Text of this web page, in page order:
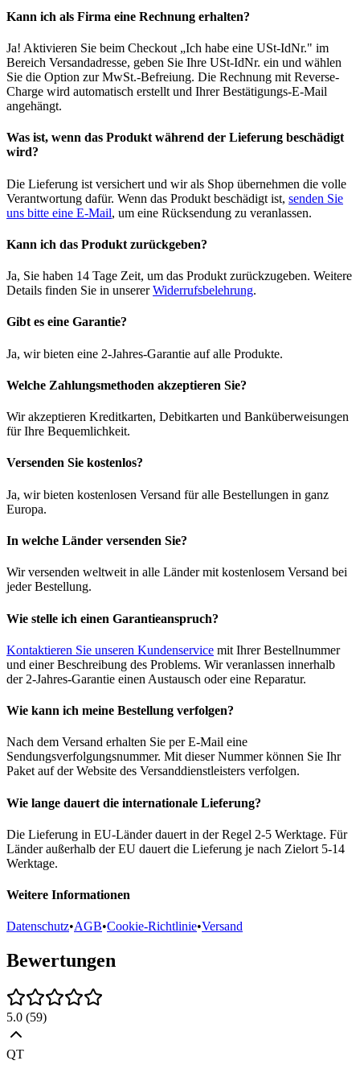
Kann ich als Firma eine Rechnung erhalten?
Ja! Aktivieren Sie beim Checkout „Ich habe eine USt-IdNr." im
Bereich Versandadresse, geben Sie Ihre USt-IdNr. ein und wählen
Sie die Option zur MwSt.-Befreiung. Die Rechnung mit Reverse-
Charge wird automatisch erstellt und Ihrer Bestätigungs-E-Mail
angehängt.
Was ist, wenn das Produkt während der Lieferung beschädigt
wird?
Die Lieferung ist versichert und wir als Shop übernehmen die volle
Verantwortung dafür. Wenn das Produkt beschädigt ist, senden Sie
uns bitte eine E-Mail, um eine Rücksendung zu veranlassen.
Kann ich das Produkt zurückgeben?
Ja, Sie haben 14 Tage Zeit, um das Produkt zurückzugeben. Weitere
Details finden Sie in unsererWiderrufsbelehrung.
Gibt es eine Garantie?
Ja, wir bieten eine 2-Jahres-Garantie auf alle Produkte.
Welche Zahlungsmethoden akzeptieren Sie?
Wir akzeptieren Kreditkarten, Debitkarten und Banküberweisungen
für Ihre Bequemlichkeit.
Versenden Sie kostenlos?
Ja, wir bieten kostenlosen Versand für alle Bestellungen in ganz
Europa.
In welche Länder versenden Sie?
Wir versenden weltweit in alle Länder mit kostenlosem Versand bei
jeder Bestellung.
Wie stelle ich einen Garantieanspruch?
Kontaktieren Sie unseren Kundenservice mit Ihrer Bestellnummer
und einer Beschreibung des Problems. Wir veranlassen innerhalb
der 2-Jahres-Garantie einen Austausch oder eine Reparatur.
Wie kann ich meine Bestellung verfolgen?
Nach dem Versand erhalten Sie per E-Mail eine
Sendungsverfolgungsnummer. Mit dieser Nummer können Sie Ihr
Paket auf der Website des Versanddienstleisters verfolgen.
Wie lange dauert die internationale Lieferung?
Die Lieferung in EU-Länder dauert in der Regel 2-5 Werktage. Für
Länder außerhalb der EU dauert die Lieferung je nach Zielort 5-14
Werktage.
Weitere Informationen
Datenschutz•AGB•Cookie-Richtlinie•Versand
Bewertungen
5.0 (59)
QT